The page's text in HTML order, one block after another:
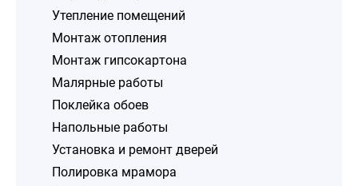
Утепление помещений
Монтаж отопления
Монтаж гипсокартона
Малярные работы
Поклейка обоев
Напольные работы
Установка и ремонт дверей
Полировка мрамора